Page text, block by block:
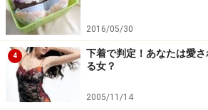
そもそも従来の一体型モールドカッ
て作っているため、薄い部分が強く
てしまっていました。その硬い部分
ストレスがかかるというわけです。
2016/05/30
4
下着で判定！あなたは愛
る女？
2005/11/14